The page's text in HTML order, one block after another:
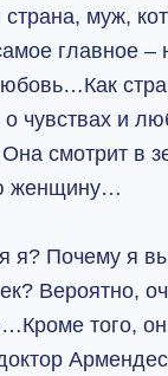
страна, муж,
главное –
о чувствах и
Она смотрит в
женщину…
я? Почему я
Вероятно,
того, он